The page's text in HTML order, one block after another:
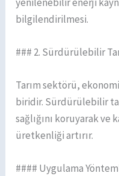
bilgilendirilmesi.
### 2. Sürdürülebilir
Tarım sektörü,
biridir. Sürdürülebilir
sağlığını koruyarak
üretkenliği artırır.
#### Uygulama